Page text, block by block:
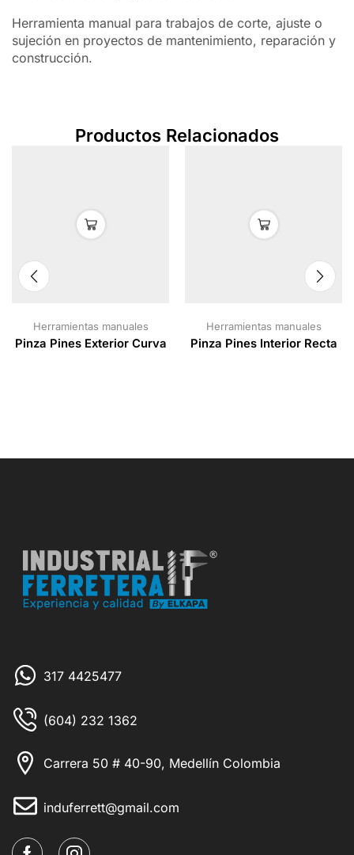
Herramienta manual para trabajos de corte, ajuste o
sujeción en proyectos de mantenimiento, reparación y
construcción.
Productos Relacionados
Herramientas manuales
Pinza Pines Exterior Curva
Herramientas manuales
Pinza Pines Interior Recta
317 4425477
(604) 232 1362
Carrera 50 # 40-90, Medellín Colombia
induferrett@gmail.com